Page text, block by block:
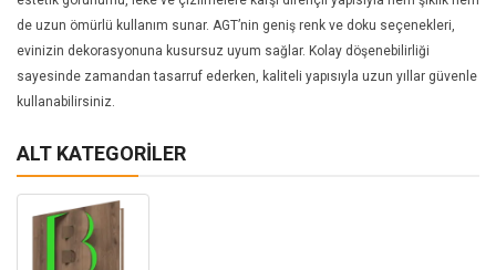
de uzun ömürlü kullanım sunar. AGT’nin geniş renk ve doku seçenekleri,
evinizin dekorasyonuna kusursuz uyum sağlar. Kolay döşenebilirliği
sayesinde zamandan tasarruf ederken, kaliteli yapısıyla uzun yıllar güvenle
kullanabilirsiniz.
ALT KATEGORILER